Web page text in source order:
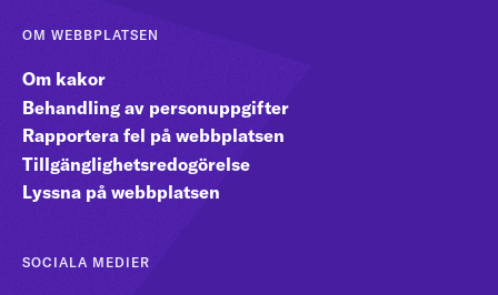
OM WEBBPLATSEN
Om kakor
Behandling av personuppgifter
Rapportera fel på webbplatsen
Tillgänglighetsredogörelse
Lyssna på webbplatsen
SOCIALA MEDIER